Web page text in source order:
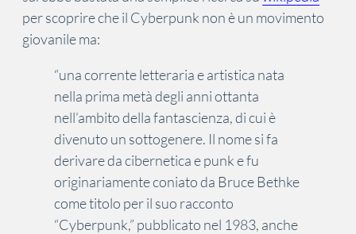
per scoprire che il Cyberpunk non è un movimento
giovanile ma:
“una corrente letteraria e artistica nata
nella prima metà degli anni ottanta
nell’ambito della fantascienza, di cui è
divenuto un sottogenere. Il nome si fa
derivare da cibernetica e punk e fu
originariamente coniato da Bruce Bethke
come titolo per il suo racconto
“Cyberpunk,” pubblicato nel 1983, anche